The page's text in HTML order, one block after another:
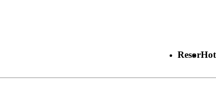
Resor